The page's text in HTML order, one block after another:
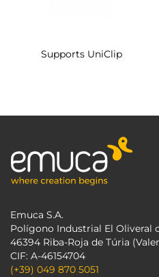
Supports UniClip
Emuca S.A.
Polígono Industrial El Oliveral
46394 Riba-Roja de Túria
CIF: A-46154704
(+39) 049 870 5051